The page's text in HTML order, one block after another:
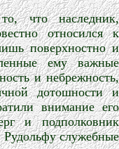
что наследник,
относился к
поверхностно и
ему важные
и небрежность,
дотошности и
внимание его
и подполковник
служебные